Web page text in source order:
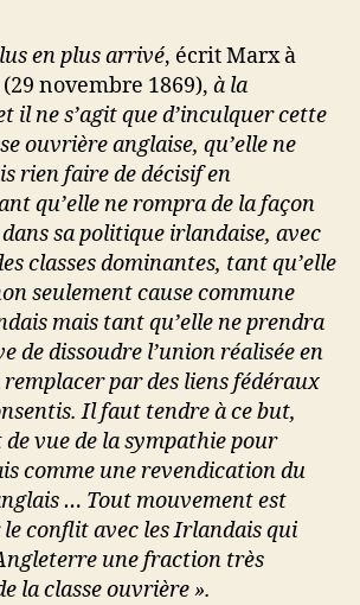
en plus arrivé, écrit Marx à
novembre 1869), à la
il ne s’agit que d’inculquer cette
ouvrière anglaise, qu’elle ne
rien faire de décisif en
qu’elle ne rompra de la façon
sa politique irlandaise, avec
classes dominantes, tant qu’elle
seulement cause commune
mais tant qu’elle ne prendra
de dissoudre l’union réalisée en
par des liens fédéraux
Il faut tendre à ce but,
vue de la sympathie pour
comme une revendication du
… Tout mouvement est
conflit avec les Irlandais qui
une fraction très
la classe ouvrière ».